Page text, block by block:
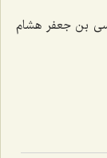
بن جعفر هشام